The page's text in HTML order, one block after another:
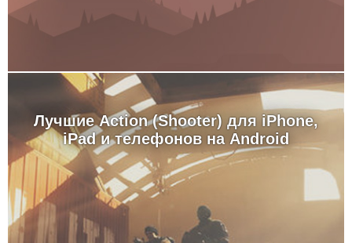
Лучшие Action (Shooter) для iPhone,
iPad и телефонов на Android